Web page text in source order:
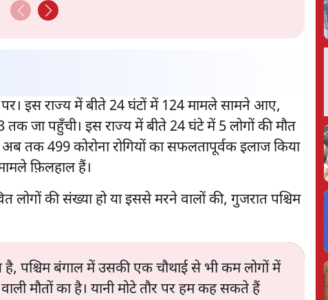
इस राज्य में बीते 24 घंटों में 124 मामले सामने आए,
तक जा पहुँची। इस राज्य में बीते 24 घंटे में 5 लोगों की मौत
तक 499 कोरोना रोगियों का सफलतापूर्वक इलाज किया
फ़िलहाल हैं।
लोगों की संख्या हो या इससे मरने वालों की, गुजरात पश्चिम
है, पश्चिम बंगाल में उसकी एक चौथाई से भी कम लोगों में
मौतों का है। यानी मोटे तौर पर हम कह सकते हैं